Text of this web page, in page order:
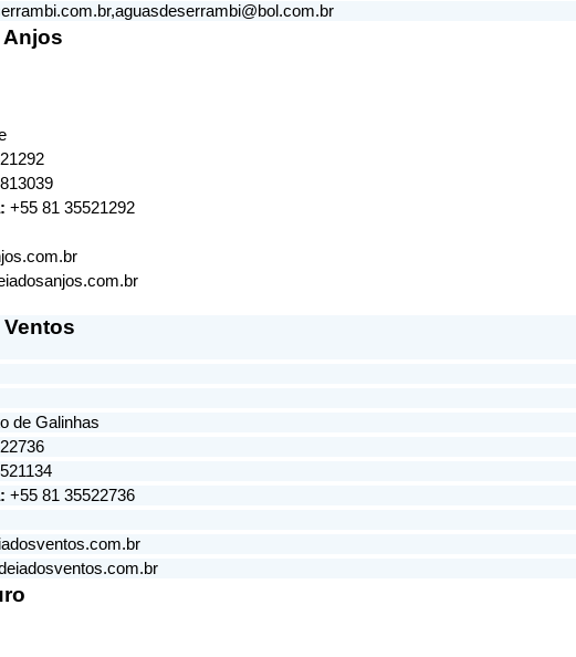
Anjos
+55 81 35521292
de Galinhas
+55 81 35522736